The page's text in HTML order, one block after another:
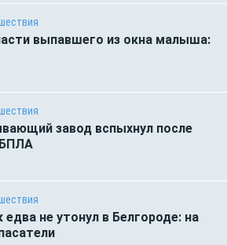
выпавшего из окна малыша:
завод вспыхнул после
БПЛА
едва не утонул в Белгороде: на